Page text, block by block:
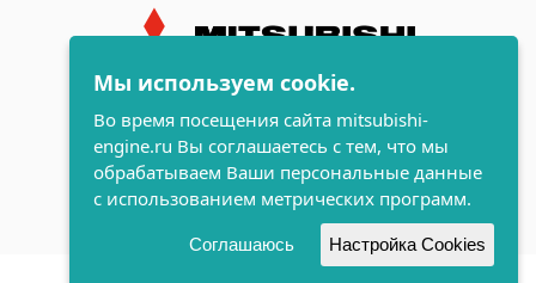
индустриальные и морские
дизельные двигатели Mitsubishi
разработка сайта
Мы используем cookie.
Во время посещения сайта mitsubishi-
engine.ru Вы соглашаетесь с тем, что мы
обрабатываем Ваши персональные данные
с использованием метрических программ.
Соглашаюсь Настройка Cookies